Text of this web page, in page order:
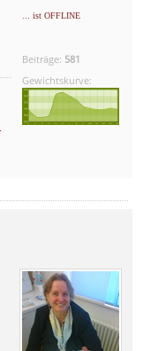
... ist OFFLINE
Beiträge: 581
Gewichtskurve: